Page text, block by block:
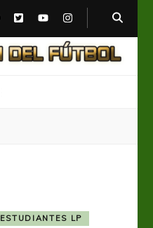
ESTUDIANTES LP